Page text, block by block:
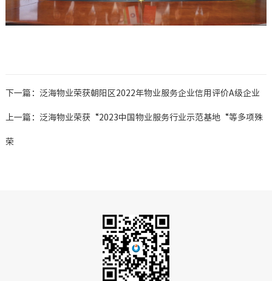
下一篇：泛海物业荣获朝阳区2022年物业服务企业信用评价A级企业
上一篇：泛海物业荣获“2023中国物业服务行业示范基地“等多项殊
荣